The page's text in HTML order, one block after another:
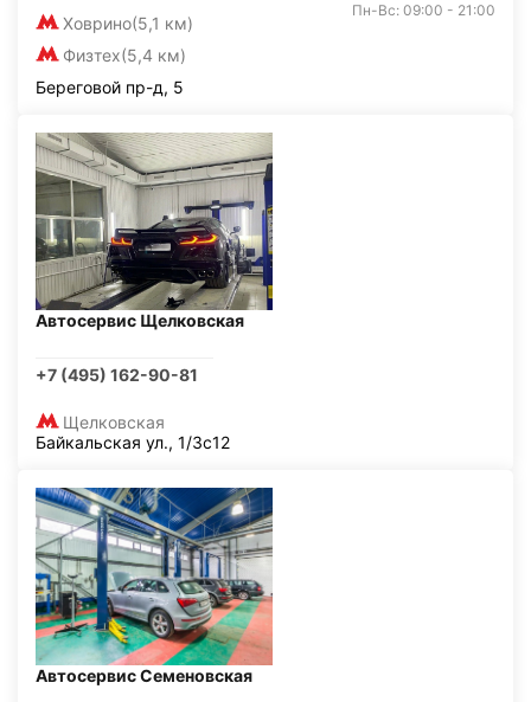
Ховрино(5,1 км)
Физтех(5,4 км)
Пн-Вс: 09:00 - 21:00
Береговой пр-д, 5
Автосервис Щелковская
+7 (495) 162-90-81
Щелковская
Байкальская ул., 1/3с12
Автосервис Семеновская